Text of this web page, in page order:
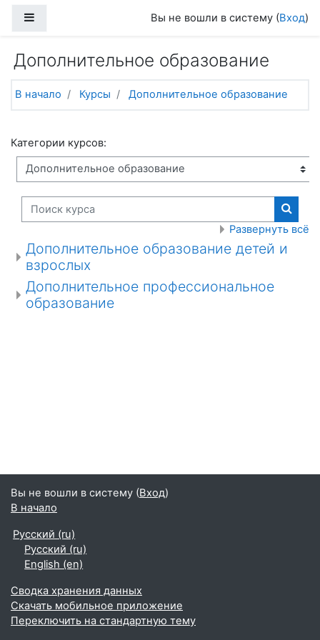
Вы не вошли в систему (Вход)
Дополнительное образование
В начало Курсы Дополнительное образование
Категории курсов:
Поиск курса
Поиск
Развернуть всё
Дополнительное образование детей и
взрослых
Дополнительное профессиональное
образование
Вы не вошли в систему (Вход)
В начало
Русский ‎(ru)‎
Русский ‎(ru)‎
English ‎(en)‎
Сводка хранения данных
Скачать мобильное приложение
Переключить на стандартную тему